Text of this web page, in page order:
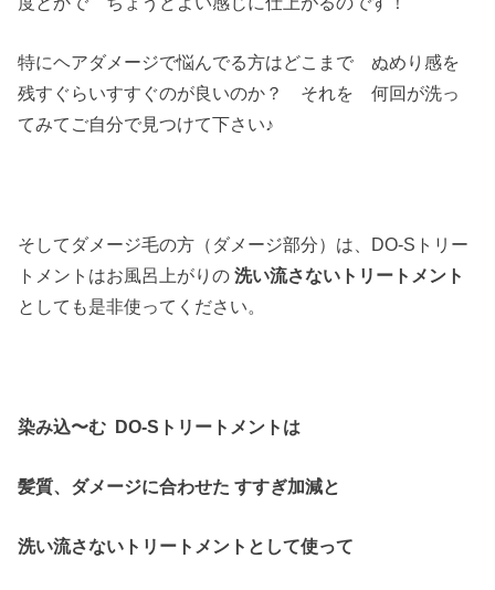
特にヘアダメージで悩んでる方はどこまで ぬめり感を
残すぐらいすすぐのが良いのか？ それを 何回が洗っ
てみてご自分で見つけて下さい♪
そしてダメージ毛の方（ダメージ部分）は、DO-Sトリー
トメントはお風呂上がりの洗い流さないトリートメント
としても是非使ってください。
染み込〜む DO-Sトリートメントは
髪質、ダメージに合わせた すすぎ加減と
洗い流さないトリートメントとして使って